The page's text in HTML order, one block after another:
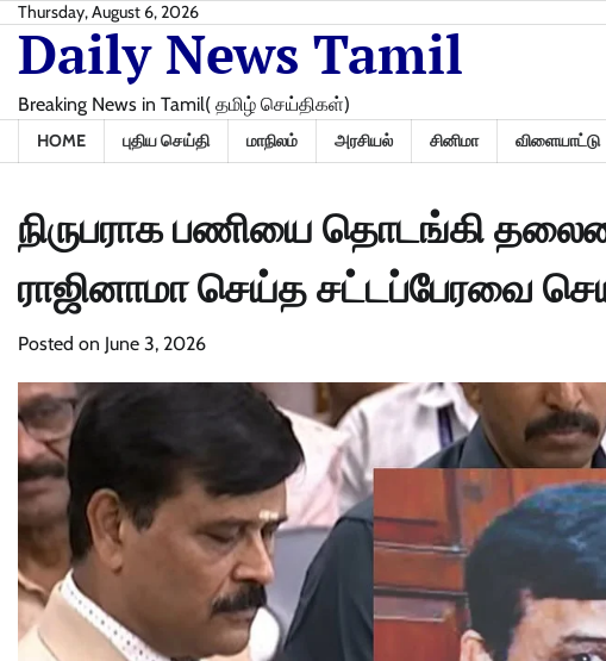
Skip
content
Thursday, August 6, 2026
Daily News Tamil
Breaking News in Tamil( தமிழ் செய்திகள்)
HOME புதிய செய்தி மாநிலம் அரசியல் சினிமா விளையாட்டு
நிருபராக பணியை தொடங்கி
ராஜினாமா செய்த சட்டப்பேரவை
Posted on June 3, 2026